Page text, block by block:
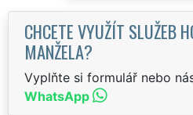
CHCETE VYUŽÍT SLUŽEB
MANŽELA?
Vyplňte si formulář nebo
WhatsApp